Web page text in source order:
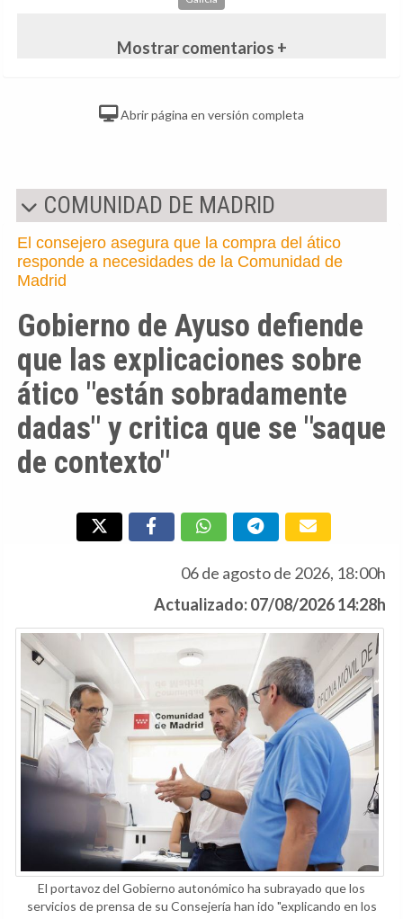
Mostrar comentarios +
Abrir página en versión completa
COMUNIDAD DE MADRID
El consejero asegura que la compra del ático
responde a necesidades de la Comunidad de
Madrid
Gobierno de Ayuso defiende
que las explicaciones sobre
ático "están sobradamente
dadas" y critica que se "saque
de contexto"
06 de agosto de 2026, 18:00h
Actualizado: 07/08/2026 14:28h
El portavoz del Gobierno autonómico ha subrayado que los
servicios de prensa de su Consejería han ido "explicando en los